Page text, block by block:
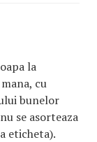
la
cu
bunelor
se asorteaza
eticheta).